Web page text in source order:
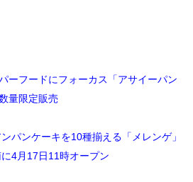
ーフードにフォーカス「アサイーパン
量限定販売
パンケーキを10種揃える「メレンゲ」
4月17日11時オープン